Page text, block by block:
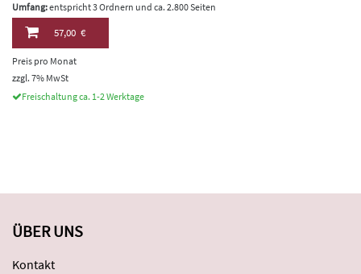
Umfang:entspricht 3 Ordnern und ca. 2.800 Seiten
57,00 €
Preis pro Monat
zzgl. 7% MwSt
Freischaltung ca. 1-2 Werktage
ÜBER UNS
Kontakt